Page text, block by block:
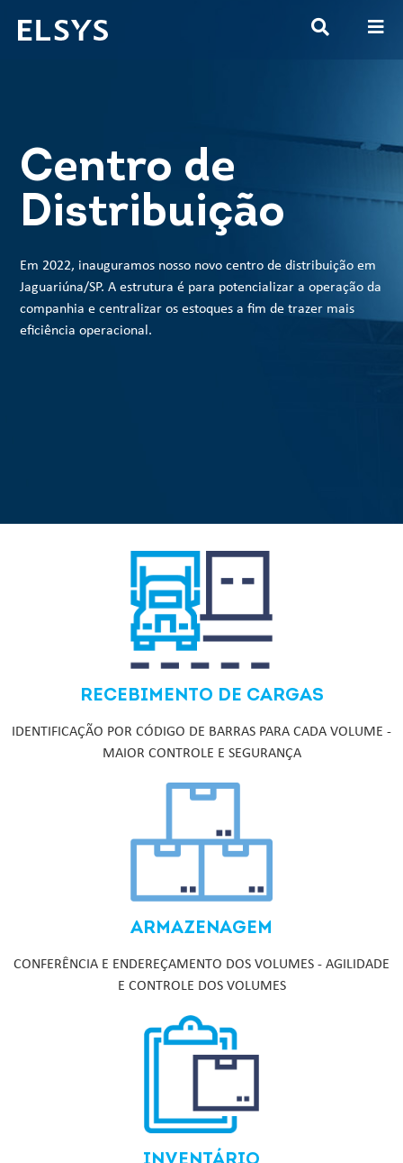
Centro de
Distribuição
Em 2022, inauguramos nosso novo centro de distribuição em
Jaguariúna/SP. A estrutura é para potencializar a operação da
companhia e centralizar os estoques a fim de trazer mais
eficiência operacional.
RECEBIMENTO DE CARGAS
IDENTIFICAÇÃO POR CÓDIGO DE BARRAS PARA CADA VOLUME -
MAIOR CONTROLE E SEGURANÇA
ARMAZENAGEM
CONFERÊNCIA E ENDEREÇAMENTO DOS VOLUMES - AGILIDADE
E CONTROLE DOS VOLUMES